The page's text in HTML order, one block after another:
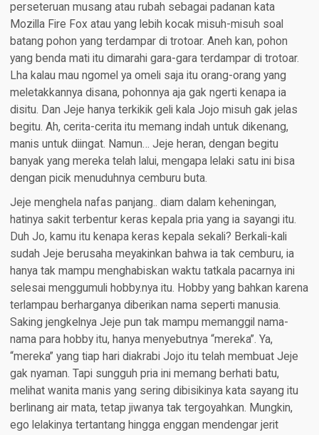
perseteruan musang atau rubah sebagai padanan kata
Mozilla Fire Fox atau yang lebih kocak misuh-misuh soal
batang pohon yang terdampar di trotoar. Aneh kan, pohon
yang benda mati itu dimarahi gara-gara terdampar di trotoar.
Lha kalau mau ngomel ya omeli saja itu orang-orang yang
meletakkannya disana, pohonnya aja gak ngerti kenapa ia
disitu. Dan Jeje hanya terkikik geli kala Jojo misuh gak jelas
begitu. Ah, cerita-cerita itu memang indah untuk dikenang,
manis untuk diingat. Namun… Jeje heran, dengan begitu
banyak yang mereka telah lalui, mengapa lelaki satu ini bisa
dengan picik menuduhnya cemburu buta.
Jeje menghela nafas panjang.. diam dalam keheningan,
hatinya sakit terbentur keras kepala pria yang ia sayangi itu.
Duh Jo, kamu itu kenapa keras kepala sekali? Berkali-kali
sudah Jeje berusaha meyakinkan bahwa ia tak cemburu, ia
hanya tak mampu menghabiskan waktu tatkala pacarnya ini
selesai menggumuli hobby.nya itu. Hobby yang bahkan karena
terlampau berharganya diberikan nama seperti manusia.
Saking jengkelnya Jeje pun tak mampu memanggil nama-
nama para hobby itu, hanya menyebutnya “mereka”. Ya,
“mereka” yang tiap hari diakrabi Jojo itu telah membuat Jeje
gak nyaman. Tapi sungguh pria ini memang berhati batu,
melihat wanita manis yang sering dibisikinya kata sayang itu
berlinang air mata, tetap jiwanya tak tergoyahkan. Mungkin,
ego lelakinya tertantang hingga enggan mendengar jerit